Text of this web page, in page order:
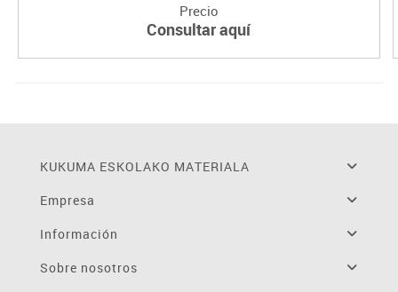
Precio
Consultar aquí
KUKUMA ESKOLAKO MATERIALA
Empresa
Información
Sobre nosotros